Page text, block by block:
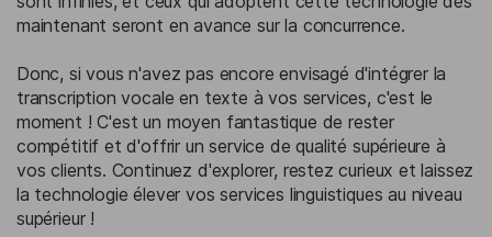
maintenant seront en avance sur la concurrence.
Donc, si vous n'avez pas encore envisagé d'intégrer la
transcription vocale en texte à vos services, c'est le
moment ! C'est un moyen fantastique de rester
compétitif et d'offrir un service de qualité supérieure à
vos clients. Continuez d'explorer, restez curieux et laissez
la technologie élever vos services linguistiques au niveau
supérieur !